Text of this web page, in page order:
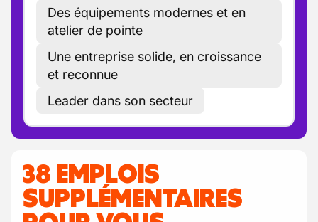
Des équipements modernes et en
atelier de pointe
Une entreprise solide, en croissance
et reconnue
Leader dans son secteur
38 EMPLOIS
SUPPLÉMENTAIRES